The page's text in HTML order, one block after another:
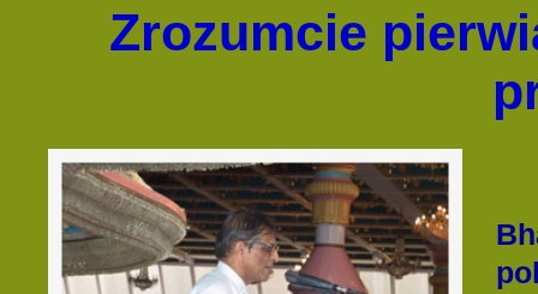
Zrozumcie